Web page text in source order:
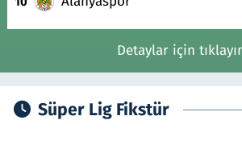
Detaylar için
Süper Lig Fikstür